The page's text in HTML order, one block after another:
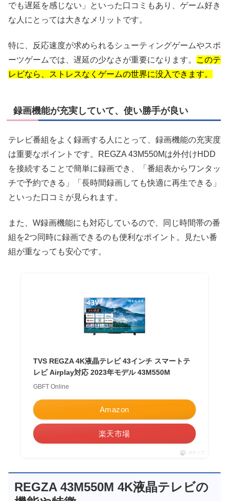
でも遅延を感じない」といった口コミもあり、ゲーム好き
な人にとっては大きなメリットです。
特に、反応速度が求められるシューティングゲームやスポ
ーツゲームでは、遅延の少なさが重要になります。
このテ
レビなら、ストレスなくゲームの世界に没入できます。
録画機能が充実していて、使い勝手が良い
テレビ番組をよく録画する人にとって、録画機能の充実度
は重要なポイントです。REGZA 43M550Mは外付けHDD
を接続することで簡単に録画でき、「番組表からワンタッ
チで予約できる」「長時間録画しても快適に再生できる」
といった口コミが見られます。
また、W録画機能にも対応しているので、同じ時間帯の番
組を2つ同時に録画できるのも便利なポイント。見たい番
組が重なっても安心です。
TVS REGZA 4K液晶テレビ 43インチ スマートテ
レビ Airplay対応 2023年モデル 43M550M
GBFT Online
Amazon
楽天市場
ポチップ
REGZA 43M550M 4K液晶テレビの